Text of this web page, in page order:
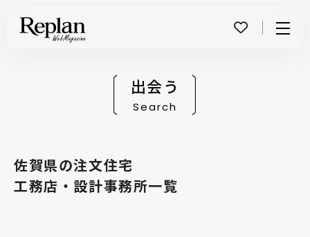
出会う
Search
佐賀県の注文住宅
工務店・設計事務所一覧